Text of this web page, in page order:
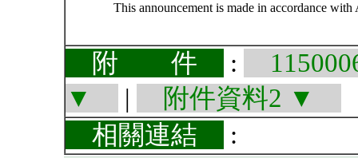
This announcement is made in accordance
附 件 :
▼
|
附件資料2 ▼
相關連結
: